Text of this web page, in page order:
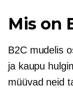
Mis on
B2C mudelis
ja kaupu
müüvad neid